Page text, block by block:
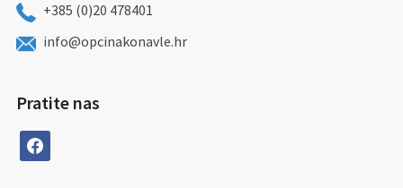
+385 (0)20 478401
info@opcinakonavle.hr
Pratite nas
facebook